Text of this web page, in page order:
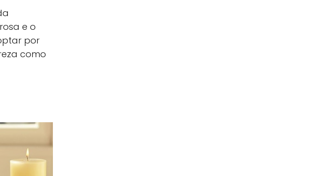
e o
por
como